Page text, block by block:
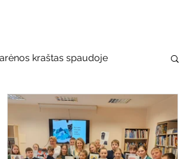
kraštas spaudoje
Vaikų ir jaunimo renginiai